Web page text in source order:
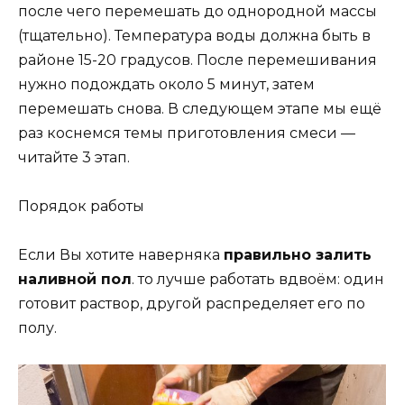
после чего перемешать до однородной массы
(тщательно). Температура воды должна быть в
районе 15-20 градусов. После перемешивания
нужно подождать около 5 минут, затем
перемешать снова. В следующем этапе мы ещё
раз коснемся темы приготовления смеси —
читайте 3 этап.
Порядок работы
Если Вы хотите наверняка правильно залить
наливной пол. то лучше работать вдвоём: один
готовит раствор, другой распределяет его по
полу.